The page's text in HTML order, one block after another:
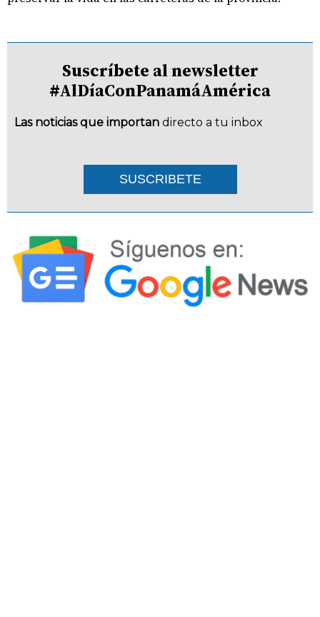
Suscríbete al newsletter
#AlDíaConPanamáAmérica
Las noticias que importan directo a tu inbox
SUSCRIBETE